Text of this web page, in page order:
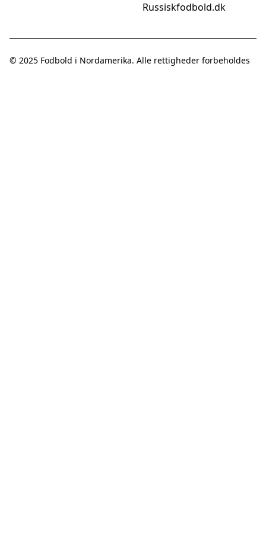
Russiskfodbold.dk
© 2025 Fodbold i Nordamerika. Alle rettigheder forbeholdes